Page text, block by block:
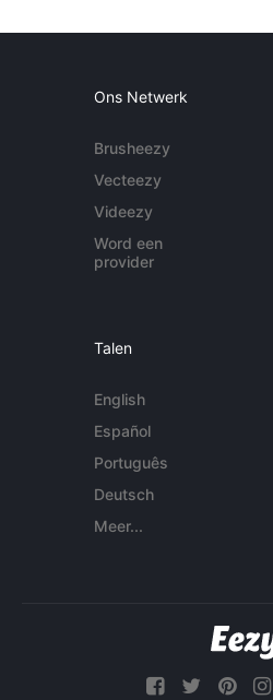
Ons Netwerk
Brusheezy
Vecteezy
Videezy
Word een
provider
Talen
English
Español
Português
Deutsch
Meer...